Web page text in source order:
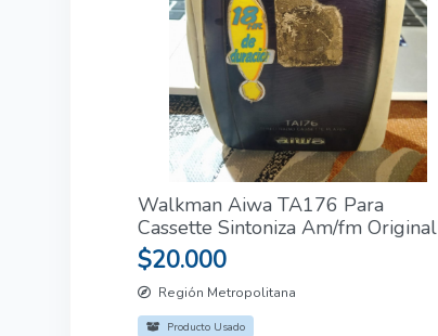
Walkman Aiwa TA176 Para
Cassette Sintoniza Am/fm Original
$20.000
Región Metropolitana
Producto Usado